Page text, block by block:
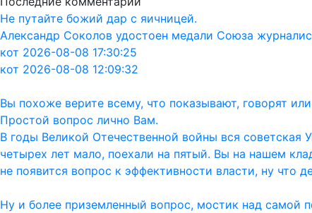
Не путайте божий дар с яичницей.
Александр Соколов удостоен медали Союза
кот 2026-08-08 17:30:25
кот 2026-08-08 12:09:32
Вы похоже верите всему, что показывают, говорят
Простой вопрос лично Вам.
В годы Великой Отечественной войны вся советская
четырех лет мало, поехали на пятый. Вы на нашем
не появится вопрос к эффективности власти, ну что
Ну и более приземленный вопрос, мостик над самой